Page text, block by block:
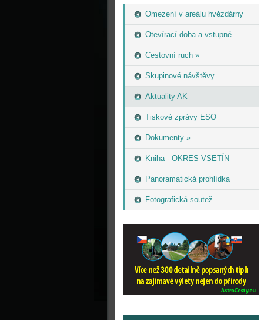
Omezení v areálu hvězdárny
Otevírací doba a vstupné
Cestovní ruch »
Skupinové návštěvy
Aktuality AK
Tiskové zprávy ESO
Dokumenty »
Kniha - OKRES VSETÍN
Panoramatická prohlídka
Fotografická soutež